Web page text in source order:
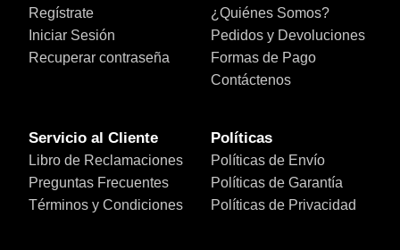
Regístrate
Iniciar Sesión
Recuperar contraseña
¿Quiénes Somos?
Pedidos y Devoluciones
Formas de Pago
Contáctenos
Servicio al Cliente
Libro de Reclamaciones
Preguntas Frecuentes
Términos y Condiciones
Políticas
Políticas de Envío
Políticas de Garantía
Políticas de Privacidad